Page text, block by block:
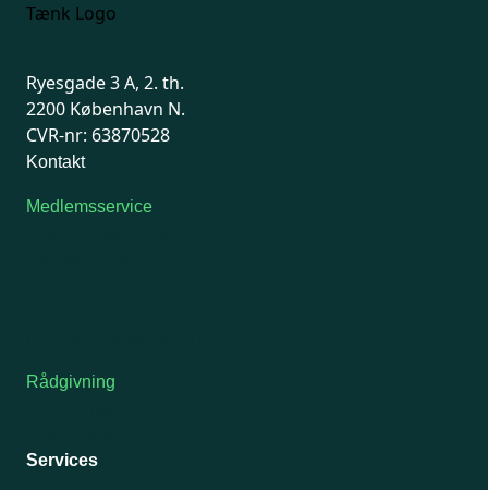
Ryesgade 3 A, 2. th.
2200 København N.
CVR-nr: 63870528
Kontakt
Medlemsservice
Rådgivning
Services